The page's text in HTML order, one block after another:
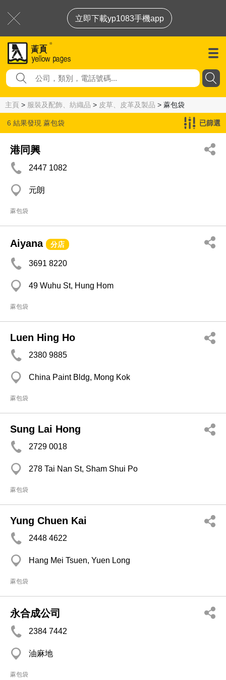
立即下載yp1083手機app
主頁 > 服裝及配飾、紡織品 > 皮草、皮革及製品 > 蔴包袋
6 結果發現 蔴包袋 已篩選
港同興
2447 1082
元朗
蔴包袋
Aiyana 分店
3691 8220
49 Wuhu St, Hung Hom
蔴包袋
Luen Hing Ho
2380 9885
China Paint Bldg, Mong Kok
蔴包袋
Sung Lai Hong
2729 0018
278 Tai Nan St, Sham Shui Po
蔴包袋
Yung Chuen Kai
2448 4622
Hang Mei Tsuen, Yuen Long
蔴包袋
永合成公司
2384 7442
油麻地
蔴包袋